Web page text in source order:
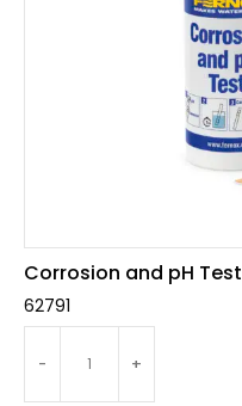
Corrosion and pH Test
62791
- +